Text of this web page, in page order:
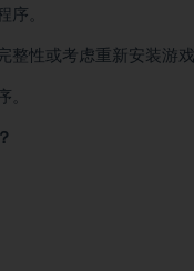
序。
整性或考虑重新安装游
。